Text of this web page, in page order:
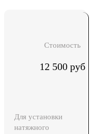
Стоимость
12 500 руб
Для установки
натяжного